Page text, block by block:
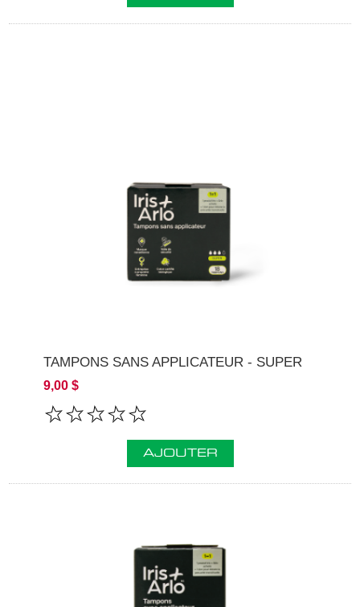
TAMPONS SANS APPLICATEUR - SUPER
9,00 $
AJOUTER